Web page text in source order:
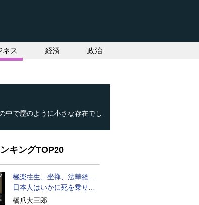
ネス 経済 政治
中で塵のように小さな存在でし
キングTOP20
極楽往生、坐禅、法華経…
日本人はいかに死を乗り越
えるか
橋爪大三郎